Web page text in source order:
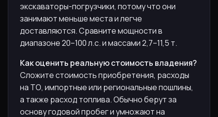
экскаваторы-погрузчики, потому что они
занимают меньше места и легче
доставляются. Сравните мощности в
диапазоне 20–100 л.с. и массами 2,7–11,5 т.
Как оценить реальную стоимость владения?
Сложите стоимость приобретения, расходы
на ТО, импортные или региональные пошлины,
а также расход топлива. Обычно берут за
основу годовой пробег и умножают на